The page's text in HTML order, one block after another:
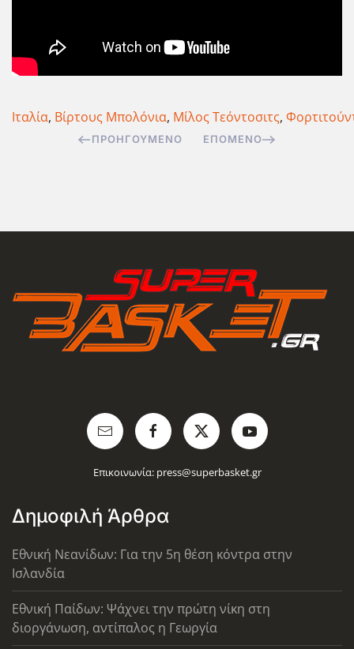
Ιταλία, Βίρτους Μπολόνια, Μίλος Τεόντοσιτς,
ΠΡΟΗΓΟΎΜΕΝΟ ΕΠΌΜΕΝΟ
Επικοινωνία: press@superbasket.gr
Δημοφιλή Άρθρα
Εθνική Νεανίδων: Για την 5η θέση κόντρα στην
Ισλανδία
Εθνική Παίδων: Ψάχνει την πρώτη νίκη στη
διοργάνωση, αντίπαλος η Γεωργία